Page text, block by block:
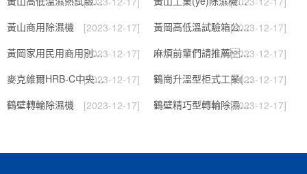
黃山商用除濕機
[2023-12-17] 黃岡高低溫試驗箱公司.近日優(yōu)評(2022已更新)(今日／對比)
[2023-12-17]
黃岡家用民用商用別墅除濕機
[2023-12-17] 麻煩前輩們請推薦！南寧商用鋰電轉輪除濕機有哪些品牌，鋰電轉輪除濕機如何選？？
[2023-12-17]
麥克維爾HRB-C中央除濕新風(fēng)機測評：除濕+凈化，一臺就夠了
[2023-12-17] 鶴崗升溫型柜式工業(yè)除濕機
[2023-12-17]
鶴壁轉輪除濕機
[2023-12-17] 鶴壁精巧型轉輪除濕機性?xún)r(jià)比高!解密(2022更新成功)(今日／點(diǎn)贊)
[2023-12-17]